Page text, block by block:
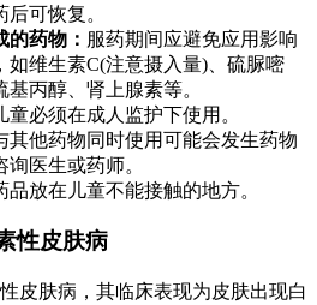
可恢复。
药物： 服药期间应避免应用影响
如维生素C(注意摄入量)、硫脲嘧
丙醇、肾上腺素等。
童必须在成人监护下使用。
其他药物同时使用可能会发生药物
医生或药师。
品放在儿童不能接触的地方。
性皮肤病
皮肤病，其临床表现为皮肤出现白